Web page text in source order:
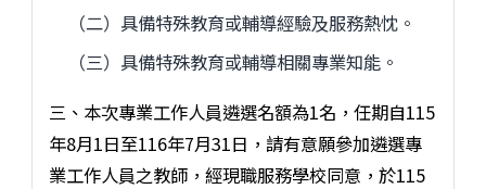
（二）具備特殊教育或輔導經驗及服務熱忱。
（三）具備特殊教育或輔導相關專業知能。
三、本次專業工作人員遴選名額為1名，任期自115
年8月1日至116年7月31日，請有意願參加遴選專
業工作人員之教師，經現職服務學校同意，於115